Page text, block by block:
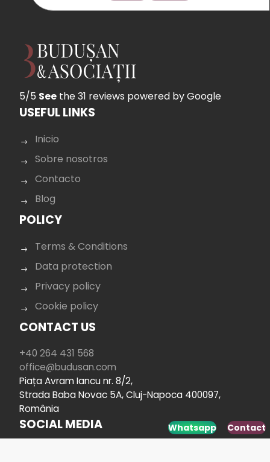
Whatsapp Contact
5/5 See the 31 reviews powered by Google
USEFUL LINKS
Inicio
Sobre nosotros
Contacto
Blog
POLICY
Terms & Conditions
Data protection
Privacy policy
Cookie policy
CONTACT US
+40 264 431 568
office@budusan.com
Piața Avram Iancu nr. 8/2,
Strada Baba Novac 5A, Cluj-Napoca 400097,
România
SOCIAL MEDIA